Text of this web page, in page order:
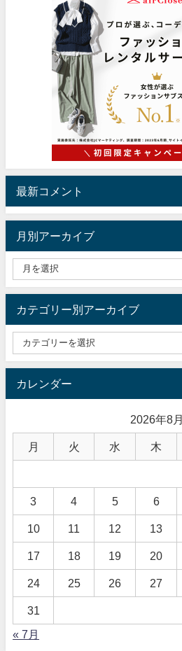
最新コメント
月別アーカイブ
カテゴリー別アーカイブ
カレンダー
2026年8月
月 火 水 木
3 4 5 6
10 11 12 13
17 18 19 20
24 25 26 27
31
« 7月